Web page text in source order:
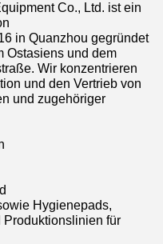
Co., Ltd. ist ein
in Quanzhou gegründet
Ostasiens und dem
Wir konzentrieren
und den Vertrieb von
und zugehöriger
Hygienepads,
Produktionslinien für